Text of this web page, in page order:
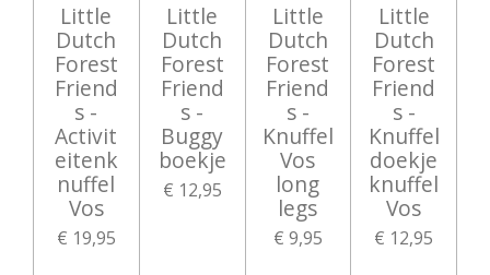
Little
Dutch
Forest
Friend
s -
Activit
eitenk
nuffel
Vos
€ 19,95
Little
Dutch
Forest
Friend
s -
Buggy
boekje
€ 12,95
Little
Dutch
Forest
Friend
s -
Knuffel
Vos
long
legs
€ 9,95
Little
Dutch
Forest
Friend
s -
Knuffel
doekje
knuffel
Vos
€ 12,95